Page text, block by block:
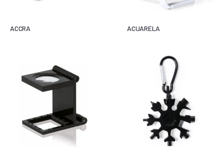
ACCRA ACUARELA